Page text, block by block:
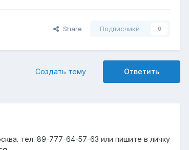
Share Подписчики 0
Ответить
Создать тему
тел. 89-777-64-57-63 или пишите в личку